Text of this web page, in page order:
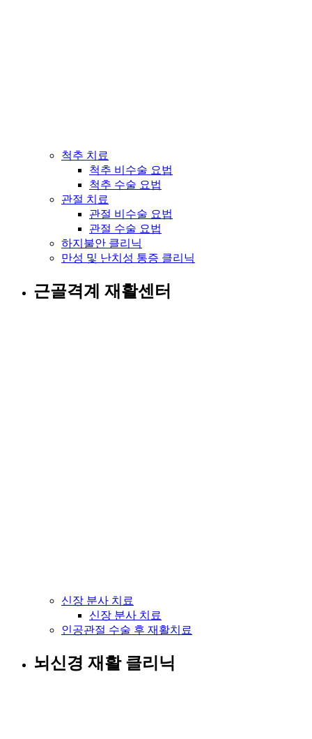
척추 치료
척추 비수술 요법
척추 수술 요법
관절 치료
관절 비수술 요법
관절 수술 요법
하지불안 클리닉
만성 및 난치성 통증 클리닉
근골격계 재활센터
신장 분사 치료
신장 분사 치료
인공관절 수술 후 재활치료
뇌신경 재활 클리닉